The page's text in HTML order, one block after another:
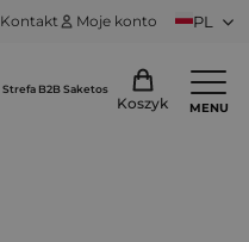
Kontakt Moje konto PL
Strefa B2B Saketos
Koszyk MENU